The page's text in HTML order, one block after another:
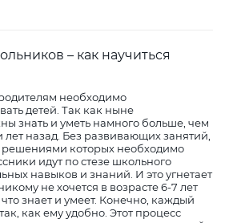
– как научиться
необходимо
детей. Так как ныне
знать и уметь намного больше, чем
лет назад. Без развивающих занятий,
решениями которых необходимо
идут по стезе школьного
навыков и знаний. И это угнетает
не хочется в возрасте 6-7 лет
знает и умеет. Конечно, каждый
как ему удобно. Этот процесс